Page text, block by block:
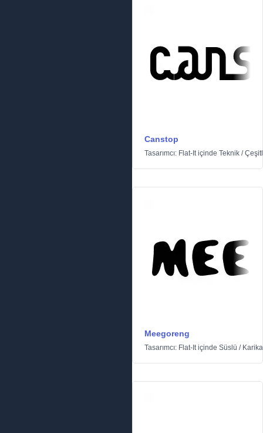
Canstop
Tasarımcı: Flat-Itiçinde Teknik /
Meegoreng
Tasarımcı: Flat-Itiçinde Süslü /